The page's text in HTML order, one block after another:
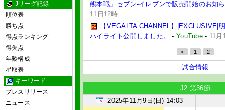
Jリーグ記録
順位表
勝ち点
得点ランキング
得失点
年齢構成
星取表
キーワード
プレスリリース
ニュース
熊本戦」セブン‐イレブンで販売開始のお知
11日12時
【VEGALTA CHANNEL】|EXCLUSIVE|
ハイライト公開しました。
-YouTube- 11月
< 1 2
試合情報
J2 第36節
2025年11月9日(日) 14:03